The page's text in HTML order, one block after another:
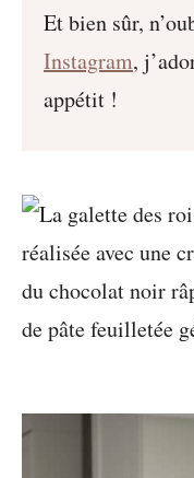
Et bien sûr,
Instagram,
appétit !